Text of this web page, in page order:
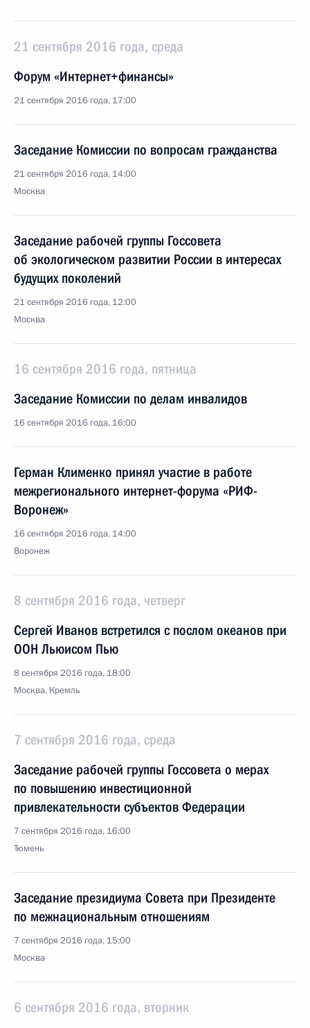
21 сентября 2016 года, среда
Форум «Интернет+финансы»
21 сентября 2016 года, 17:00
Заседание Комиссии по вопросам гражданства
21 сентября 2016 года, 14:00
Москва
Заседание рабочей группы Госсовета
об экологическом развитии России в интересах
будущих поколений
21 сентября 2016 года, 12:00
Москва
16 сентября 2016 года, пятница
Заседание Комиссии по делам инвалидов
16 сентября 2016 года, 16:00
Герман Клименко принял участие в работе
межрегионального интернет-форума «РИФ-
Воронеж»
16 сентября 2016 года, 14:00
Воронеж
8 сентября 2016 года, четверг
Сергей Иванов встретился с послом океанов при
ООН Льюисом Пью
8 сентября 2016 года, 18:00
Москва, Кремль
7 сентября 2016 года, среда
Заседание рабочей группы Госсовета о мерах
по повышению инвестиционной
привлекательности субъектов Федерации
7 сентября 2016 года, 16:00
Тюмень
Заседание президиума Совета при Президенте
по межнациональным отношениям
7 сентября 2016 года, 15:00
Москва
6 сентября 2016 года, вторник